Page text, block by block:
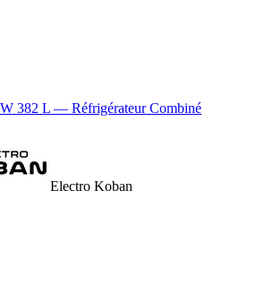
382 L — Réfrigérateur Combiné
Electro Koban